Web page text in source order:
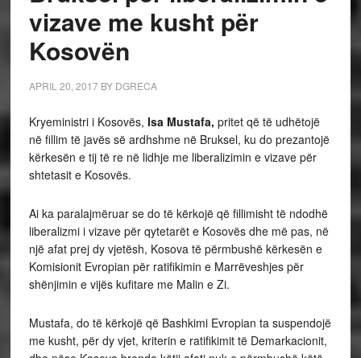
vizave me kusht për
Kosovën
APRIL 20, 2017BY DGRECA
Kryeministri i Kosovës, Isa Mustafa, pritet që të udhëtojë
në fillim të javës së ardhshme në Bruksel, ku do prezantojë
kërkesën e tij të re në lidhje me liberalizimin e vizave për
shtetasit e Kosovës.
Ai ka paralajmëruar se do të kërkojë që fillimisht të ndodhë
liberalizmi i vizave për qytetarët e Kosovës dhe më pas, në
një afat prej dy vjetësh, Kosova të përmbushë kërkesën e
Komisionit Evropian për ratifikimin e Marrëveshjes për
shënjimin e vijës kufitare me Malin e Zi.
Mustafa, do të kërkojë që Bashkimi Evropian ta suspendojë
me kusht, për dy vjet, kriterin e ratifikimit të Demarkacionit,